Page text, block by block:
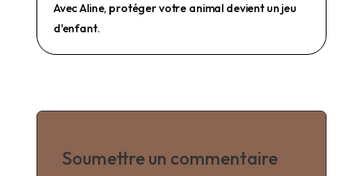
Avec Aline, protéger votre animal devient un jeu
d'enfant.
Soumettre un commentaire